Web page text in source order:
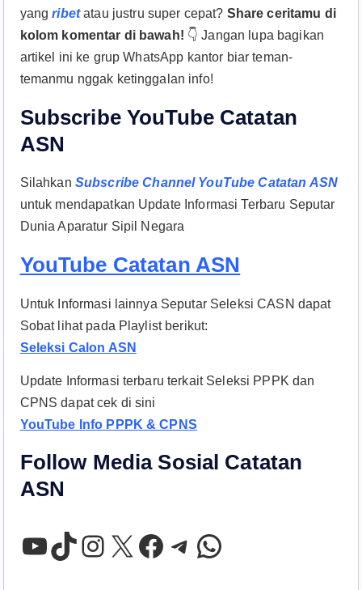
yangribetatau justru super cepat? Share ceritamu di
kolom komentar di bawah! 👇 Jangan lupa bagikan
artikel ini ke grup WhatsApp kantor biar teman-
temanmu nggak ketinggalan info!
Subscribe YouTube Catatan
ASN
Silahkan Subscribe Channel YouTube Catatan ASN
untuk mendapatkan Update Informasi Terbaru Seputar
Dunia Aparatur Sipil Negara
YouTube Catatan ASN
Untuk Informasi lainnya Seputar Seleksi CASN dapat
Sobat lihat pada Playlist berikut:
Seleksi Calon ASN
Update Informasi terbaru terkait Seleksi PPPK dan
CPNS dapat cek di sini
YouTube Info PPPK & CPNS
Follow Media Sosial Catatan
ASN
YouTube TikTok Instagram X Facebook Telegram WhatsApp